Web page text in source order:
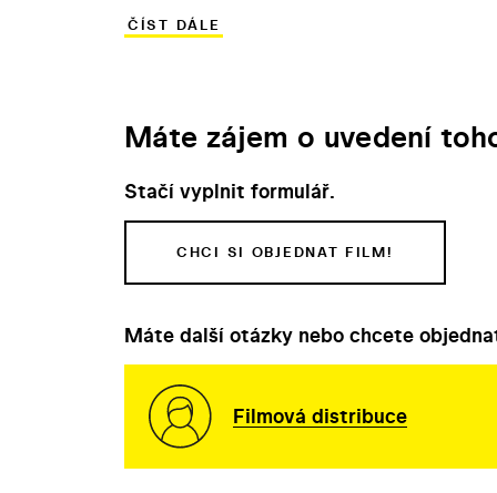
promítání.
ČÍST DÁLE
Máte zájem o uvedení
Stačí vyplnit formulář.
CHCI SI OBJEDNAT FILM!
Máte další otázky nebo chcete
Filmová distribuce